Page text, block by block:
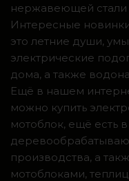
нержавеющей стали
Интересные
это летние души,
электрические
дома, а также
Ещё в нашем
можно купить
мотоблок, ещё есть
производства, а
мотоблоками,